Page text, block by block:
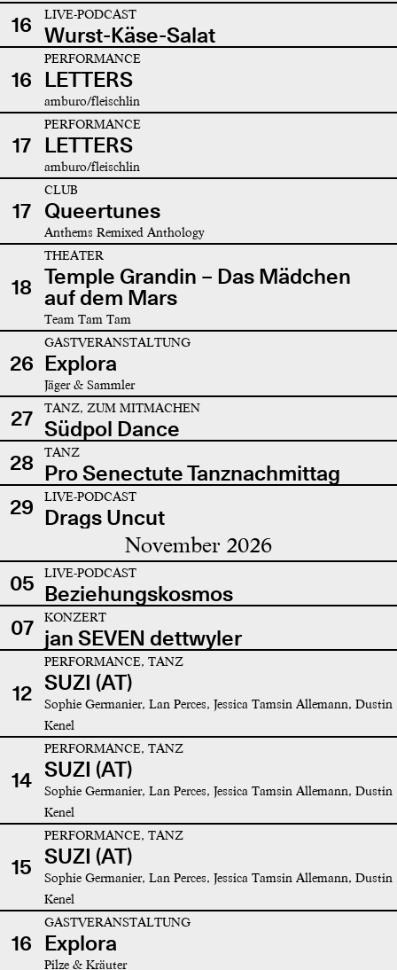
16 LIVE-PODCAST
Wurst-Käse-Salat
16
PERFORMANCE
LETTERS
amburo/fleischlin
17
PERFORMANCE
LETTERS
amburo/fleischlin
17
CLUB
Queertunes
Anthems Remixed Anthology
18
THEATER
Temple Grandin – Das Mädchen
auf dem Mars
Team Tam Tam
26
GASTVERANSTALTUNG
Explora
Jäger & Sammler
27 TANZ, ZUM MITMACHEN
Südpol Dance
28
TANZ
Pro Senectute Tanznachmittag
29
LIVE-PODCAST
Drags Uncut
November 2026
05 LIVE-PODCAST
Beziehungskosmos
07
KONZERT
jan SEVEN dettwyler
12
PERFORMANCE, TANZ
SUZI (AT)
Sophie Germanier, Lan Perces, Jessica Tamsin Allemann, Dustin
Kenel
14
PERFORMANCE, TANZ
SUZI (AT)
Sophie Germanier, Lan Perces, Jessica Tamsin Allemann, Dustin
Kenel
15
PERFORMANCE, TANZ
SUZI (AT)
Sophie Germanier, Lan Perces, Jessica Tamsin Allemann, Dustin
Kenel
16
GASTVERANSTALTUNG
Explora
Pilze & Kräuter